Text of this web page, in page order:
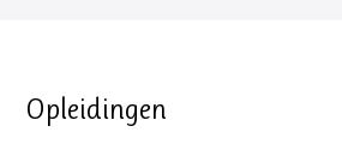
Opleidingen